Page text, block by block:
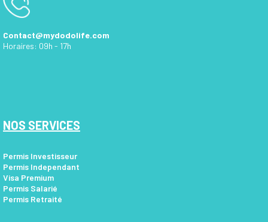
Contact@mydodolife.com
Horaires: 09h - 17h
NOS SERVICES
Permis Investisseur
Permis Independant
Visa Premium
Permis Salarié
Permis Retraité